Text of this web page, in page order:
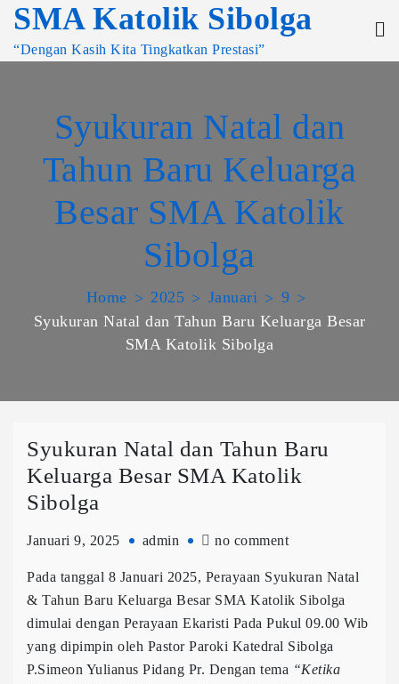
SMA Katolik Sibolga
“Dengan Kasih Kita Tingkatkan Prestasi”
Syukuran Natal dan
Tahun Baru Keluarga
Besar SMA Katolik
Sibolga
Home 2025 Januari
9
Syukuran Natal dan Tahun Baru Keluarga Besar
SMA Katolik Sibolga
Syukuran Natal dan Tahun Baru
Keluarga Besar SMA Katolik
Sibolga
Januari 9, 2025 admin no comment
Pada tanggal 8 Januari 2025, Perayaan Syukuran Natal
& Tahun Baru Keluarga Besar SMA Katolik Sibolga
dimulai dengan Perayaan Ekaristi Pada Pukul 09.00 Wib
yang dipimpin oleh Pastor Paroki Katedral Sibolga
P.Simeon Yulianus Pidang Pr. Dengan tema “Ketika